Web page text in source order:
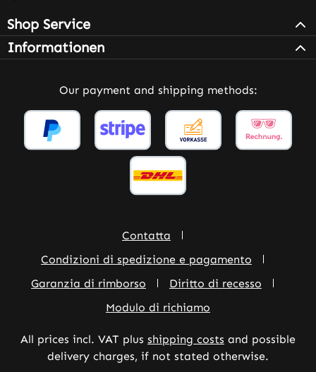
Shop Service
Informationen
Our payment and shipping methods:
Contatta
Condizioni di spedizione e pagamento
Garanzia di rimborso
Diritto di recesso
Modulo di richiamo
All prices incl. VAT plus shipping costs and possible
delivery charges, if not stated otherwise.